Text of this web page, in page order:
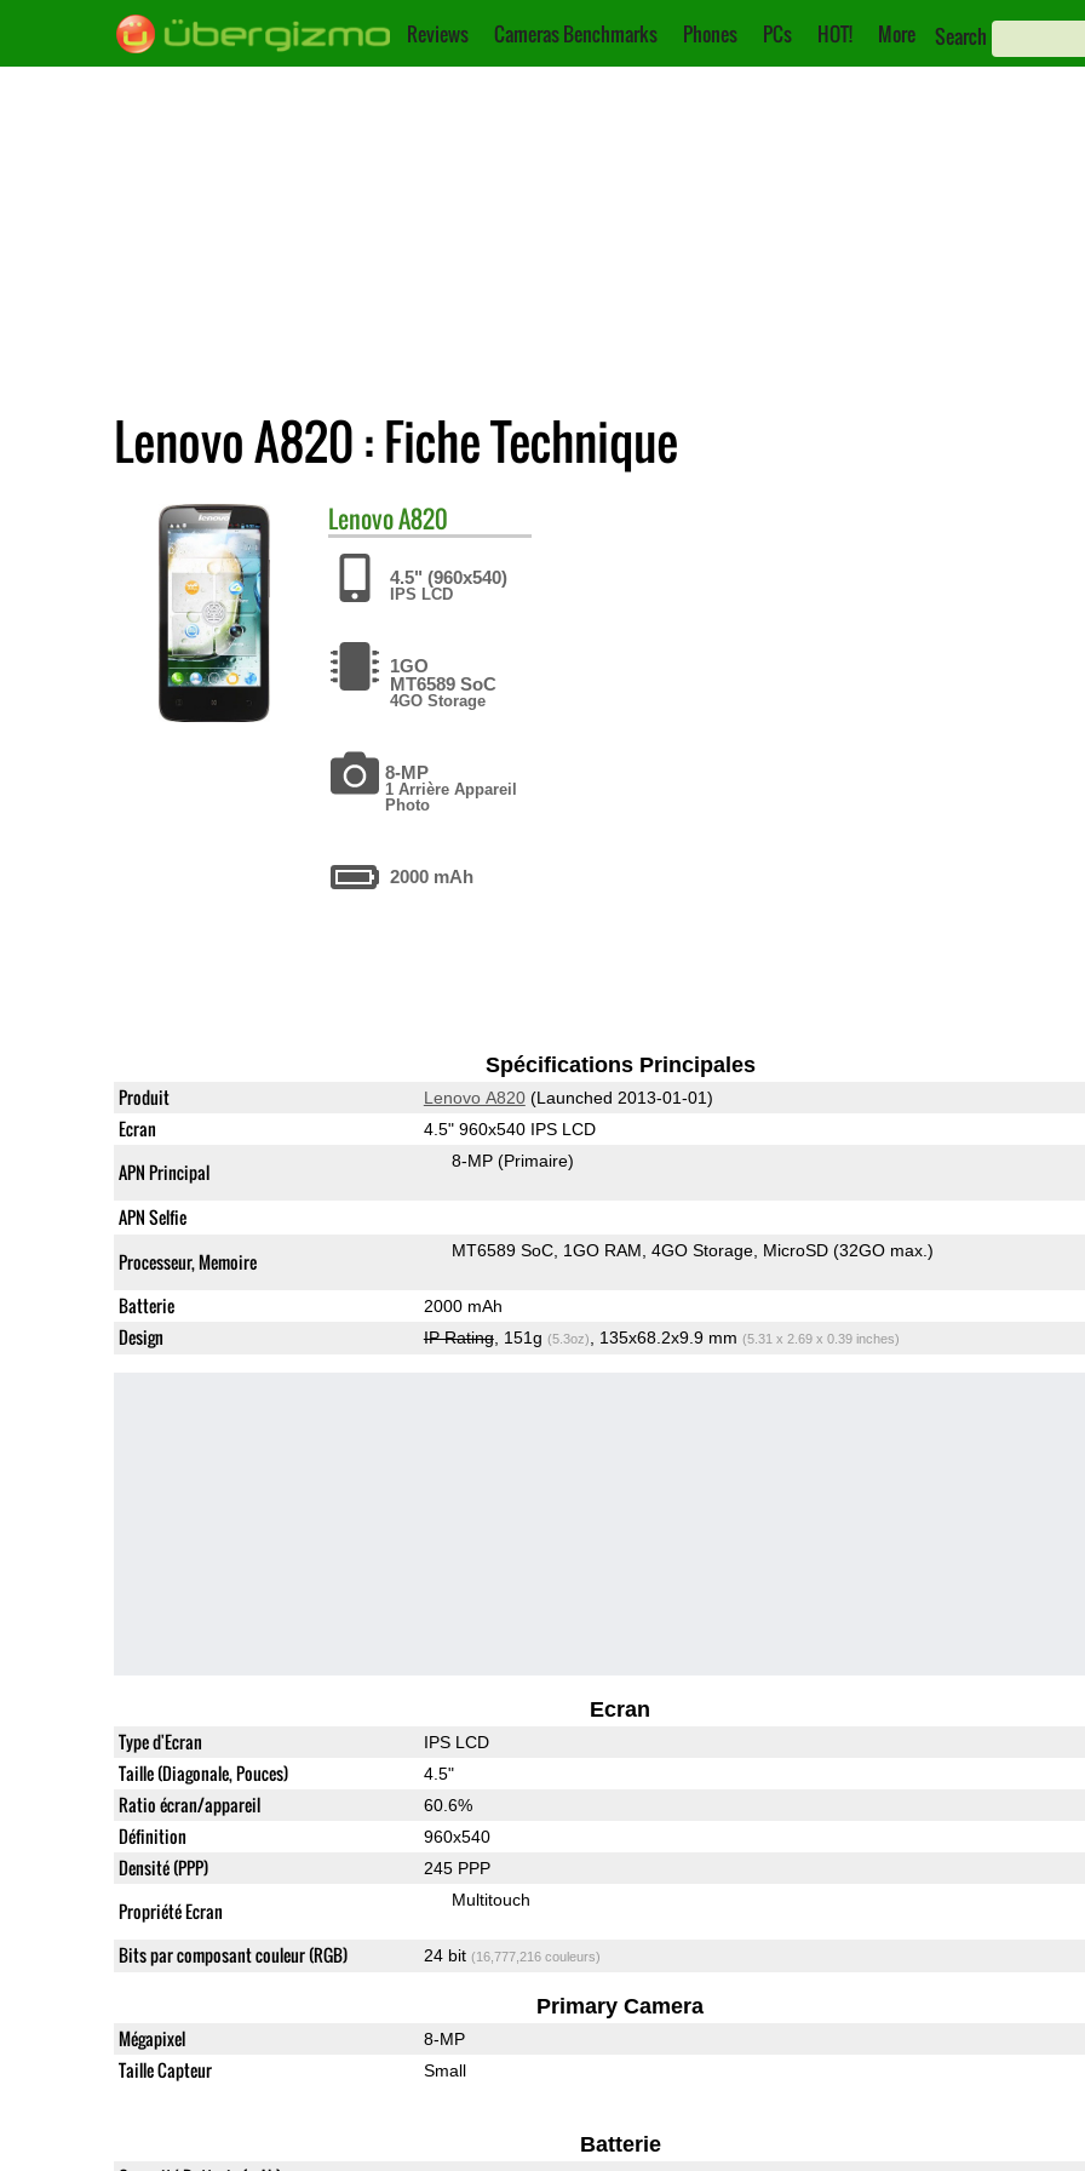
Reviews Cameras Benchmarks Phones PCs HOT! More Search
Lenovo A820 : Fiche Technique
LenovoA820
4.5" (960x540)
IPS LCD
1GO
MT6589 SoC
4GO Storage
8-MP
1 Arrière Appareil
Photo
2000 mAh
Spécifications Principales
Produit Lenovo A820(Launched 2013-01-01)
Ecran 4.5" 960x540 IPS LCD
APN Principal 8-MP (Primaire)
APN Selfie
Processeur, Memoire
MT6589 SoC 1GO RAM 4GO Storage MicroSD (32GO max.)
Batterie 2000 mAh
Design IP Rating, 151g (5.3oz) , 135x68.2x9.9 mm (5.31 x 2.69 x 0.39 inches)
Ecran
Type d'Ecran IPS LCD
Taille (Diagonale, Pouces) 4.5"
Ratio écran/appareil 60.6%
Définition 960x540
Densité (PPP) 245 PPP
Propriété Ecran Multitouch
Bits par composant couleur (RGB) 24 bit (16,777,216 couleurs)
Primary Camera
Mégapixel 8-MP
Taille Capteur Small
Batterie